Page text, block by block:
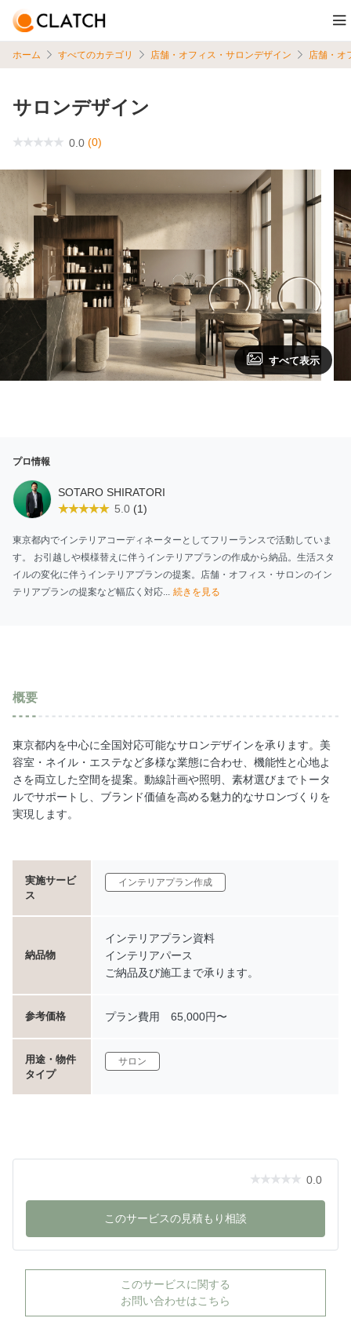
ホーム すべてのカテゴリ 店舗・オフィス・サロンデザイン 店舗・オ
サロンデザイン
0.0 (0)
すべて表示
プロ情報
SOTARO SHIRATORI
5.0 (1)
東京都内でインテリアコーディネーターとしてフリーランスで活動していま
す。 お引越しや模様替えに伴うインテリアプランの作成から納品。生活スタ
イルの変化に伴うインテリアプランの提案。店舗・オフィス・サロンのイン
テリアプランの提案など幅広く対応...
続きを見る
概要
東京都内を中心に全国対応可能なサロンデザインを承ります。美
容室・ネイル・エステなど多様な業態に合わせ、機能性と心地よ
さを両立した空間を提案。動線計画や照明、素材選びまでトータ
ルでサポートし、ブランド価値を高める魅力的なサロンづくりを
実現します。
実施サービ
ス
インテリアプラン作成
納品物
インテリアプラン資料
インテリアパース
ご納品及び施工まで承ります。
参考価格 プラン費用 65,000円〜
用途・物件
タイプ
サロン
0.0
このサービスの見積もり相談
このサービスに関する
お問い合わせはこちら